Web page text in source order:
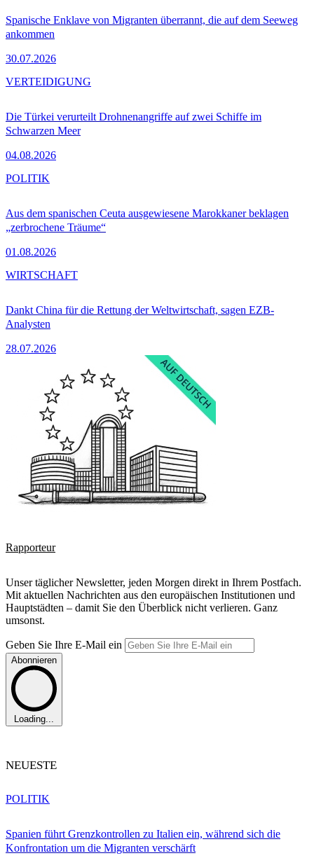
Spanische Enklave von Migranten überrannt, die auf dem Seeweg
ankommen
30.07.2026
Die Türkei verurteilt Drohnenangriffe auf zwei Schiffe im
Schwarzen Meer
04.08.2026
VERTEIDIGUNG
Aus dem spanischen Ceuta ausgewiesene Marokkaner beklagen
„zerbrochene Träume“
01.08.2026
POLITIK
Dankt China für die Rettung der Weltwirtschaft, sagen EZB-
Analysten
28.07.2026
WIRTSCHAFT
Rapporteur
Unser täglicher Newsletter, jeden Morgen direkt in Ihrem Postfach.
Mit aktuellen Nachrichten aus den europäischen Institutionen und
Hauptstädten – damit Sie den Überblick nicht verlieren. Ganz
umsonst.
Geben Sie Ihre E-Mail ein
Abonnieren
Loading...
NEUESTE
Spanien führt Grenzkontrollen zu Italien ein, während sich die
Konfrontation um die Migranten verschärft
POLITIK